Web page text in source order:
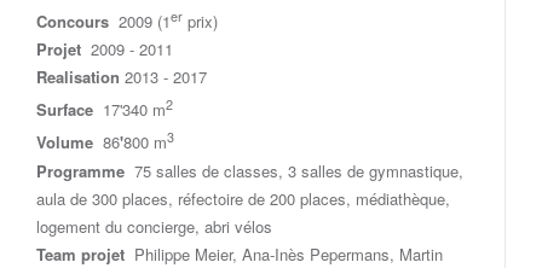
Concours 2009 (1er prix)
Projet 2009 - 2011
Realisation 2013 - 2017
Surface 17'340 m2
Volume 86'800 m3
Programme 75 salles de classes, 3 salles de gymnastique,
aula de 300 places, réfectoire de 200 places, médiathèque,
logement du concierge, abri vélos
Team projet Philippe Meier, Ana-Inès Pepermans, Martin